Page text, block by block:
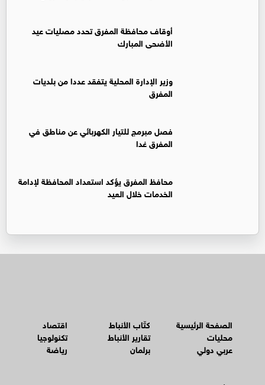
أوقاف محافظة المفرق تحدد مصليات عيد
الأضحى المبارك
وزير الإدارة المحلية يتفقد عددا من بلديات
المفرق
فصل مبرمج للتيار الكهربائي عن مناطق في
المفرق غدا
محافظ المفرق يؤكد استعداد المحافظة لإدامة
الخدمات خلال العيد
الصفحة الرئيسية
محليات
عربي دولي
كتّاب الأنباط
تقارير الأنباط
برلمان
اقتصاد
تكنولوجيا
رياضة